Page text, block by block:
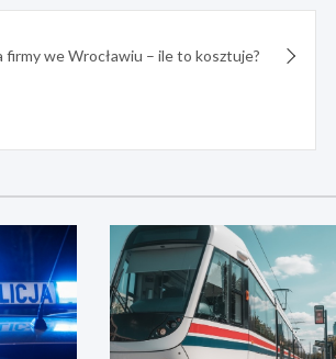
firmy we Wrocławiu – ile to kosztuje?